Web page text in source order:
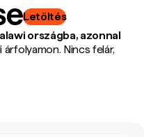
Letöltés
országba, azonnal
Nincs felár,